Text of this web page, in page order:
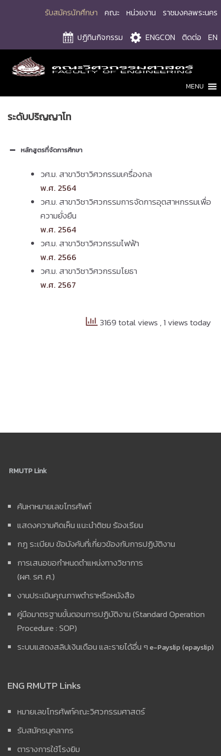
รับสมัครนักศึกษา คณะ หน่วยงาน ราชมงคลพระนคร
ปฏิทินกิจกรรม ENGCON ติดต่อ EN
MENU
ระดับปริญญาโท
หลักสูตรที่จัดการศึกษา
วศ.ม. สาขาวิชาวิศวกรรมเครื่องกล
พ.ศ. 2564
วศ.ม. สาขาวิชาวิศวกรรมการจัดการอุตสาหกรรมเพื่อ
ความยั่งยืน
พ.ศ. 2564
วศ.ม. สาขาวิชาวิศวกรรมไฟฟ้า
พ.ศ. 2566
วศ.ม. สาขาวิชาวิศวกรรมโยธา
พ.ศ. 2567
3169 total views , 1 views today
RMUTP Link
ค้นหาหมายเลขโทรศัพท์
แสดงความคิดเห็น แนะนำติชม ร้องเรียน
กฎ ระเบียบ ข้อบังคับที่เกี่ยวข้องกับการปฏิบัติงาน
การเสนอขอกำหนดตำแหน่งทางวิชาการ
(ผศ. รศ. ศ.)
งานประเมินคุณภาพตำราหรือหนังสือ
คู่มือมาตรฐานขั้นตอนการปฏิบัติงาน (Standard Operation
Procedure : SOP)
ระบบแสดงสลิปเงินเดือน และรายได้อื่น ๆ e-Payslip (epayslip)
ENG RMUTP Links
หมายเลขโทรศัพท์คณะวิศวกรรมศาสตร์
รับสมัครบุคลากร
ตารางการใช้โรงยิม